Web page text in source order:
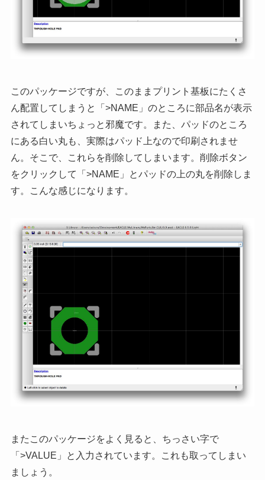
このパッケージですが、このままプリント基板にたくさ
ん配置してしまうと「>NAME」のところに部品名が表示
されてしまいちょっと邪魔です。また、パッドのところ
にある白い丸も、実際はパッド上なので印刷されませ
ん。そこで、これらを削除してしまいます。削除ボタン
をクリックして「>NAME」とパッドの上の丸を削除しま
す。こんな感じになります。
またこのパッケージをよく見ると、ちっさい字で
「>VALUE」と入力されています。これも取ってしまい
ましょう。